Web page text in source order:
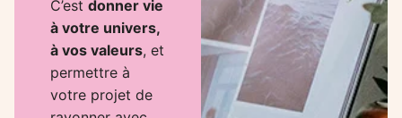
C’est donner vie
à votre univers,
à vos valeurs, et
permettre à
votre projet de